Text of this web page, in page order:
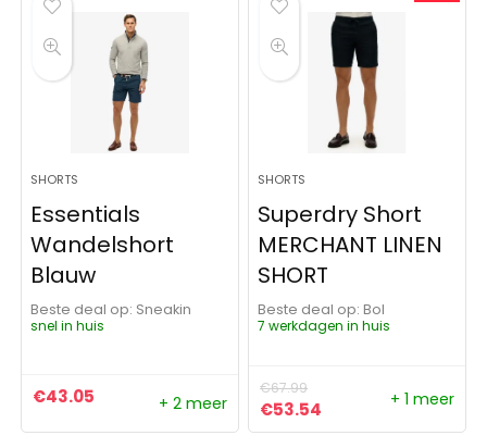
SHORTS
Essentials
Wandelshort
Blauw
Beste deal op:
Sneakin
snel in huis
€43.05 + 2 meer
SHORTS
Superdry Short
MERCHANT LINEN
SHORT
Beste deal op:
Bol
7 werkdagen in huis
€67.99
Oorspronkelijke prijs was:
€53.54 Huidige prijs is:
+ 1 meer